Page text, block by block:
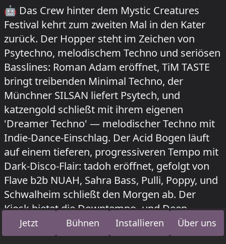
🤖 Das Crew hinter dem Mystic Creatures
Festival kehrt zum zweiten Mal in den Kater
zurück. Der Hopper steht im Zeichen von
Psytechno, melodischem Techno und seriösen
Basslines: Roman Adam eröffnet, TiM TASTE
bringt treibenden Minimal Techno, der
Münchner SILSAN liefert Psytech, und
katzengold schließt mit ihrem eigenen
'Dreamer Techno' — melodischer Techno mit
Indie-Dance-Einschlag. Der Acid Bogen läuft
auf einem tieferen, progressiveren Tempo mit
Dark-Disco-Flair: tadoh eröffnet, gefolgt von
Flave b2b NUAH, Sahra Bass, Pulli, Poppy, und
Schwalheim schließt den Morgen ab. Der
Kiosk bietet die Downtempo- und Deep-
House-Ecke mit NeoBeo & Andy Snatch,
Tvísker und Doob & Janoma.
Jetzt Bühnen Installieren Über uns